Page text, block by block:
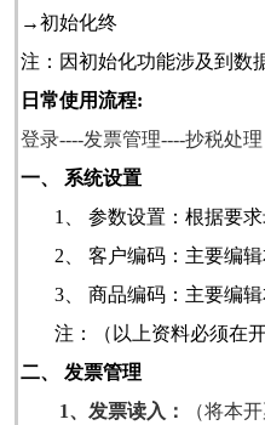
→初始化终
注：因初始化功能涉及到数
日常使用流程:
登录----发票管理----抄税处理
一、 系统设置
1、 参数设置：根据要
2、 客户编码：主要编
3、 商品编码：主要编
注：（以上资料必须在
二、 发票管理
1、发票读入： （将本